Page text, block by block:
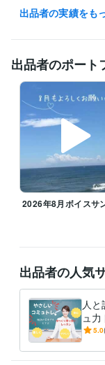
⭐️基本的には平日大体
⭐️水曜は朝８時前後か
変更の場合もあるの
⭐️その他待機できると
ꕤ8月のご挨拶
毎日暑い日が続いて
と何もする気になり
お休みの日はゆっく
い、寂しい、愚痴言
今月も皆様が笑顔に
すのでどうぞよろし
雑談からお悩みまで
み笑顔になりますよう
8月もよろしくお願い
経験職種
営業 / 営業事務・ア
事務・ビジネスサポ
ライフスタイル・そ
出品者の実績をも
出品者のポート
2026年8月ボイスサ
出品者の人気
人
ュ
話
ッス
5.0